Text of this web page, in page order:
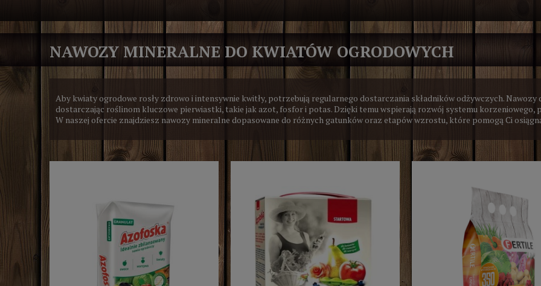
NAWOZY MINERALNE DO KWIATÓW OGRODOWYCH
Aby kwiaty ogrodowe rosły zdrowo i intensywnie kwitły, potrzebują regularnego dostarczania składników odżywczych.
dostarczając roślinom kluczowe pierwiastki, takie jak azot, fosfor i potas. Dzięki temu wspierają rozwój systemu korzeniowego,
W naszej ofercie znajdziesz nawozy mineralne dopasowane do różnych gatunków oraz etapów wzrostu, które pomogą Ci